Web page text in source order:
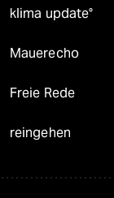
klima update°
Mauerecho
Freie Rede
reingehen